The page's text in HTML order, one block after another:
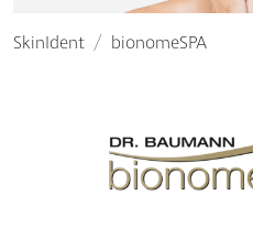
SkinIdent bionomeSPA